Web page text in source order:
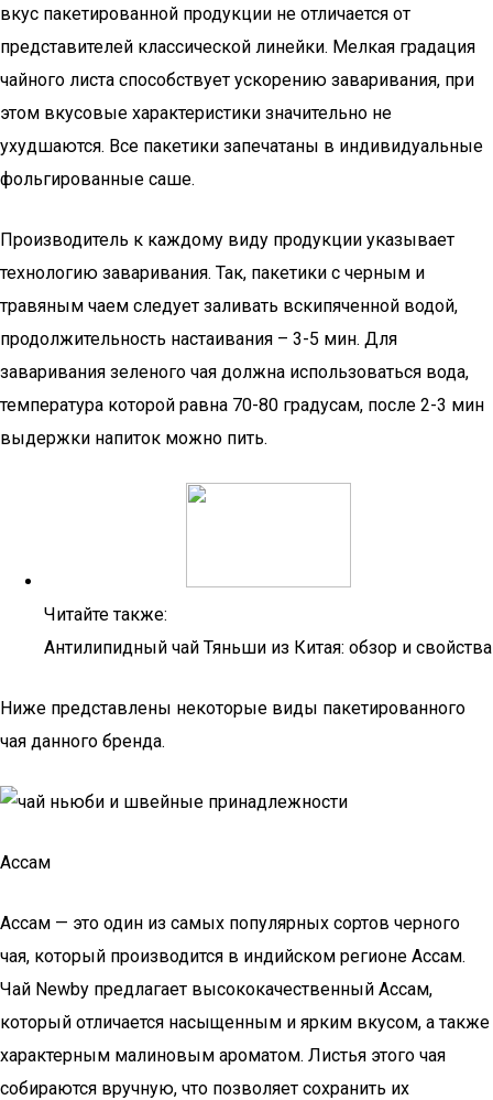
вкус пакетированной продукции не отличается от
представителей классической линейки. Мелкая градация
чайного листа способствует ускорению заваривания, при
этом вкусовые характеристики значительно не
ухудшаются. Все пакетики запечатаны в индивидуальные
фольгированные саше.
Производитель к каждому виду продукции указывает
технологию заваривания. Так, пакетики с черным и
травяным чаем следует заливать вскипяченной водой,
продолжительность настаивания – 3-5 мин. Для
заваривания зеленого чая должна использоваться вода,
температура которой равна 70-80 градусам, после 2-3 мин
выдержки напиток можно пить.
Читайте также:
Антилипидный чай Тяньши из Китая: обзор и свойства
Ниже представлены некоторые виды пакетированного
чая данного бренда.
Ассам
Ассам — это один из самых популярных сортов черного
чая, который производится в индийском регионе Ассам.
Чай Newby предлагает высококачественный Ассам,
который отличается насыщенным и ярким вкусом, а также
характерным малиновым ароматом. Листья этого чая
собираются вручную, что позволяет сохранить их